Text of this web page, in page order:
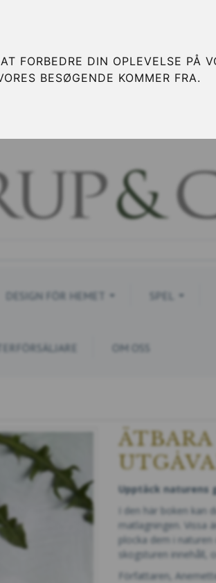
FORBEDRE DIN OPLEVELSE PÅ
BESØGENDE KOMMER FRA.
DESIGN FÖR HEMET SPEL
OM OSS
Upptäck naturens
I den här boken kan
matlagningen. Vissa
plocka dem i
skogsturen innehåll,
Författaren,